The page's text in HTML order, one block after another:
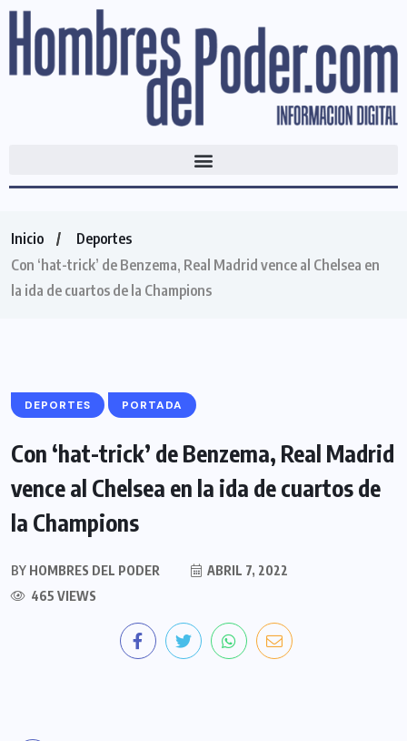
Inicio
Deportes
Con ‘hat-trick’ de Benzema, Real Madrid vence al Chelsea en
la ida de cuartos de la Champions
DEPORTES PORTADA
Con ‘hat-trick’ de Benzema, Real Madrid
vence al Chelsea en la ida de cuartos de
la Champions
BY HOMBRES DEL PODER
ABRIL 7, 2022
465 VIEWS